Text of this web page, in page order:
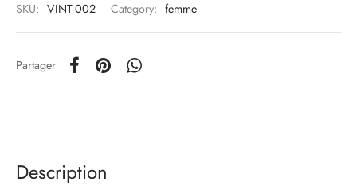
SKU: VINT-002 Category: femme
Partager
Description